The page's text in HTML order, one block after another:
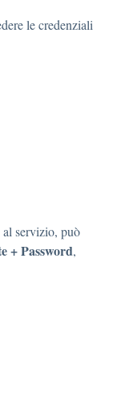
le credenziali
al servizio, può
+ Password,